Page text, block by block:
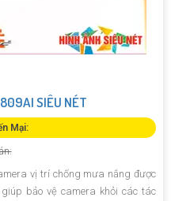
SIÊU NÉT
Mại:
vị trí chống mưa nắng được
bảo vệ camera khỏi các tác